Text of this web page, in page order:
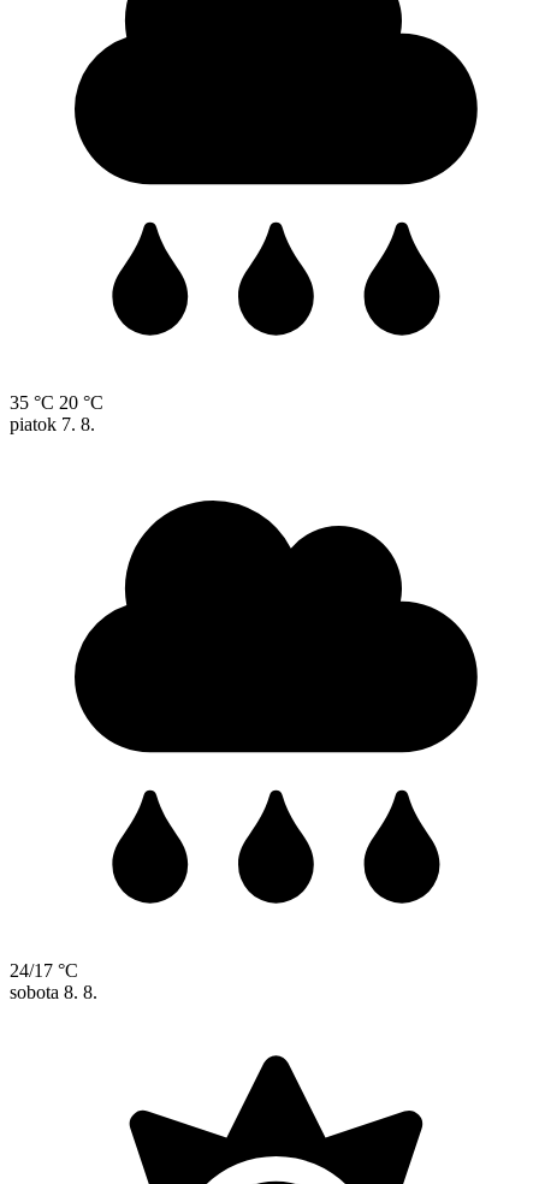
35 °C 20 °C
piatok 7. 8.
24/17 °C
sobota 8. 8.